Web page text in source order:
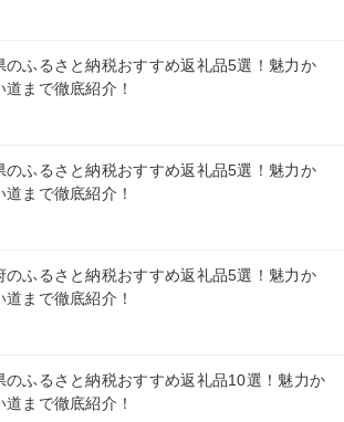
のふるさと納税おすすめ返礼品5選！魅力か
道まで徹底紹介！
のふるさと納税おすすめ返礼品5選！魅力か
道まで徹底紹介！
のふるさと納税おすすめ返礼品5選！魅力か
道まで徹底紹介！
のふるさと納税おすすめ返礼品10選！魅力か
道まで徹底紹介！